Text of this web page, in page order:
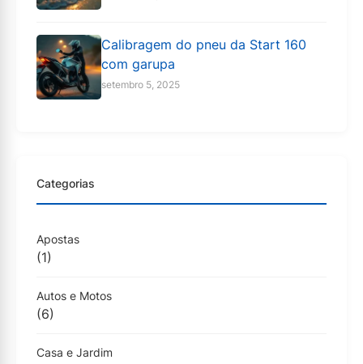
Calibragem do pneu da Start 160
com garupa
setembro 5, 2025
Categorias
Apostas
(1)
Autos e Motos
(6)
Casa e Jardim